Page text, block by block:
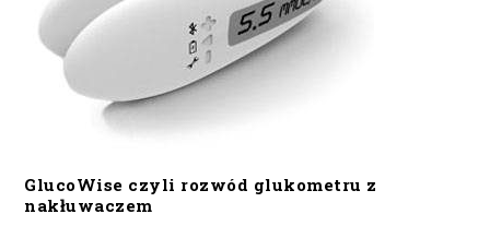
GlucoWise czyli rozwód glukometru z
nakłuwaczem